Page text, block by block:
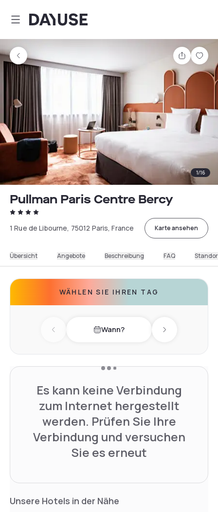
Dayuse
Teilen
1/16
Pullman Paris Centre Bercy
1 Rue de Libourne, 75012 Paris, France Karte ansehen
Übersicht Angebote Beschreibung FAQ
WÄHLEN SIE IHREN TAG
Previous day Wann? Next day
Es kann keine Verbindung
zum Internet hergestellt
werden. Prüfen Sie Ihre
Verbindung und versuchen
Sie es erneut
Unsere Hotels in der Nähe